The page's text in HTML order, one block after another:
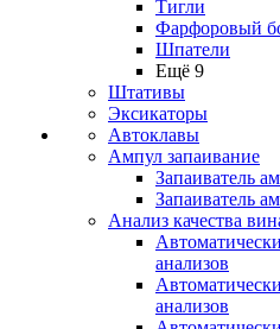
Тигли
Фарфоровый
Шпатели
Ещё 9
Штативы
Эксикаторы
Автоклавы
Ампул запаивание
Запаиватель
Запаиватель
Анализ качества
анализов
анализов